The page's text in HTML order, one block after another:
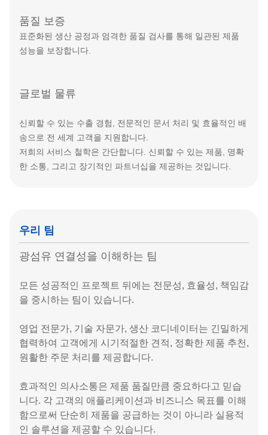
품질 보증
표준화된 생산 공정과 엄격한 품질 검사를 통해 일관된 제품
성능을 보장합니다.
글로벌 물류
신뢰할 수 있는 수출 경험, 전문적인 문서 처리 및 효율적인 배
송으로 전 세계 고객을 지원합니다.
저희의 서비스 철학은 간단합니다. 신뢰할 수 있는 제품, 명확
한 소통, 그리고 장기적인 파트너십을 제공하는 것입니다.
우리 팀
광섬유 연결성을 이해하는 팀
모든 성공적인 프로젝트 뒤에는 전문성, 효율성, 책임감
을 중시하는 팀이 있습니다.
영업 전문가, 기술 자문가, 생산 코디네이터는 긴밀하게
협력하여 고객에게 시기적절한 견적, 정확한 제품 추천,
원활한 주문 처리를 제공합니다.
효과적인 의사소통은 제품 품질만큼 중요하다고 믿습
니다. 각 고객의 애플리케이션과 비즈니스 목표를 이해
함으로써 단순히 제품을 공급하는 것이 아니라 실용적
인 솔루션을 제공할 수 있습니다.